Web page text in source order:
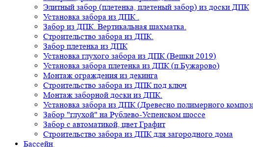
Элитный забор (плетенка, плетеный забор) из доски ДПК
Установка забора из ДПК .
Забор из ДПК. Вертикальная шахматка.
Строительство забора из ДПК.
Забор плетенка из ДПК
Установка глухого забора из ДПК (Вешки 2019)
Установка забора плетенка из ДПК (п.Бужарово)
Монтаж ограждения из декинга
Строительство забора из ДПК под ключ
Монтаж заборной доски из ДПК.
Установка забора из ДПК (Древесно полимерного
Забор "глухой" на Рублево-Успенском шоссе
Забор с автоматикой, цвет Графит
Строительство забора из ДПК для загородного дома
Бассейн